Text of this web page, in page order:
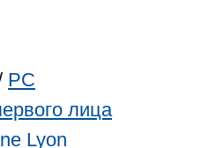
PC
лица
Lyon